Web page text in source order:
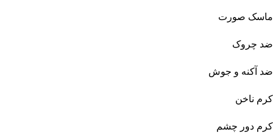
ماسک صورت
ضد چروک
ضد آکنه و جوش
کرم ناخن
کرم دور چشم